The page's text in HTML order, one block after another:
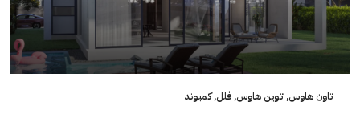
تاون هاوس, توين هاوس, فلل, كمبوند